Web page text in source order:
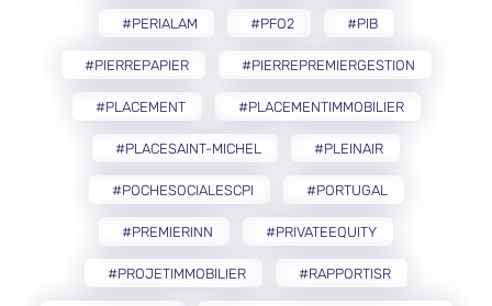
#PERIALAM #PFO2 #PIB
#PIERREPAPIER #PIERREPREMIERGESTION
#PLACEMENT #PLACEMENTIMMOBILIER
#PLACESAINT-MICHEL #PLEINAIR
#POCHESOCIALESCPI #PORTUGAL
#PREMIERINN #PRIVATEEQUITY
#PROJETIMMOBILIER #RAPPORTISR